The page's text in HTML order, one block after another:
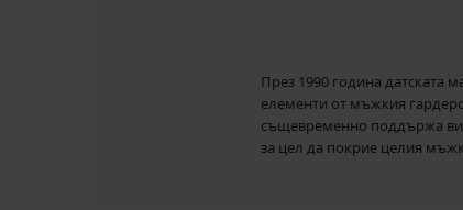
През 1990 година датската
елементи от мъжкия
същевременно поддържа
за цел да покрие целия